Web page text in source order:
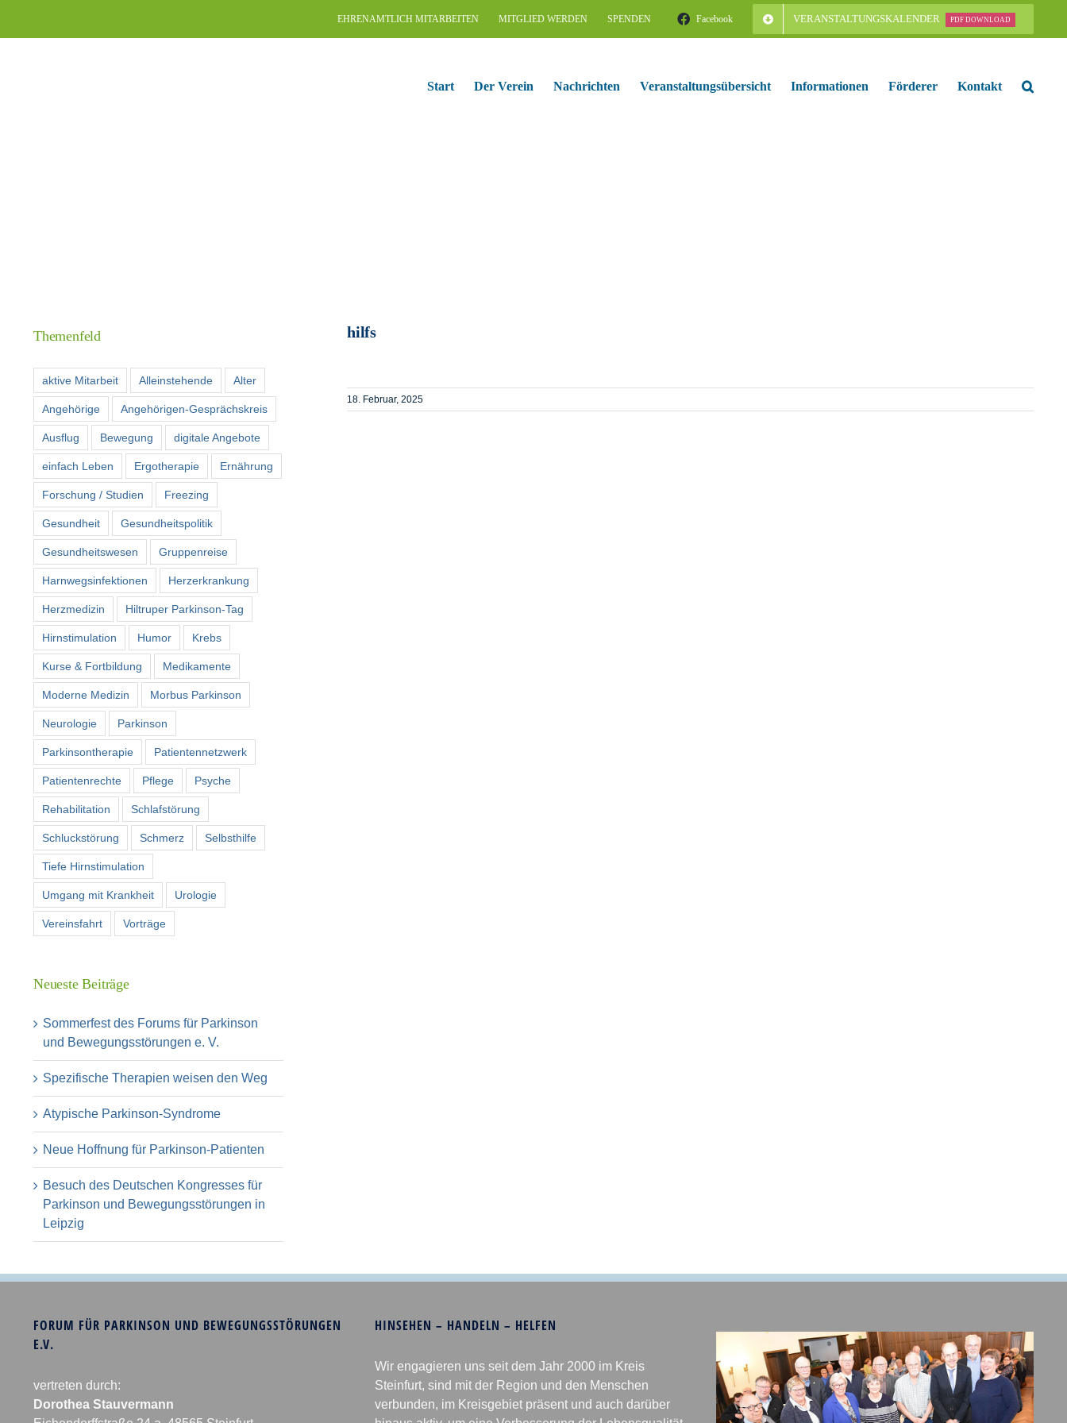
EHRENAMTLICH MITARBEITEN MITGLIED WERDEN SPENDEN Facebook VERANSTALTUNGSKALENDER PDF DOWNLOAD
Start Der Verein Nachrichten Veranstaltungsübersicht Informationen Förderer Kontakt
hilfs
18. Februar, 2025
Themenfeld
aktive Mitarbeit Alleinstehende Alter
Angehörige Angehörigen-Gesprächskreis
Ausflug Bewegung digitale Angebote
einfach Leben Ergotherapie Ernährung
Forschung / Studien Freezing
Gesundheit Gesundheitspolitik
Gesundheitswesen Gruppenreise
Harnwegsinfektionen Herzerkrankung
Herzmedizin Hiltruper Parkinson-Tag
Hirnstimulation Humor Krebs
Kurse & Fortbildung Medikamente
Moderne Medizin Morbus Parkinson
Neurologie Parkinson
Parkinsontherapie Patientennetzwerk
Patientenrechte Pflege Psyche
Rehabilitation Schlafstörung
Schluckstörung Schmerz Selbsthilfe
Tiefe Hirnstimulation
Umgang mit Krankheit Urologie
Vereinsfahrt Vorträge
Neueste Beiträge
Sommerfest des Forums für Parkinson
und Bewegungsstörungen e. V.
Spezifische Therapien weisen den Weg
Atypische Parkinson-Syndrome
Neue Hoffnung für Parkinson-Patienten
Besuch des Deutschen Kongresses für
Parkinson und Bewegungsstörungen in
Leipzig
FORUM FÜR PARKINSON UND BEWEGUNGSSTÖRUNGEN
E.V.
vertreten durch:
Dorothea Stauvermann
HINSEHEN – HANDELN – HELFEN
Wir engagieren uns seit dem Jahr 2000 im Kreis
Steinfurt, sind mit der Region und den Menschen
verbunden, im Kreisgebiet präsent und auch darüber